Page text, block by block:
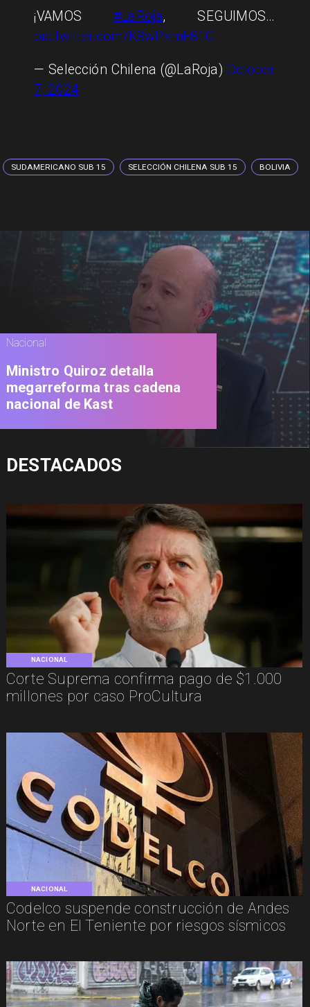
¡VAMOS #LaRoja, SEGUIMOS…
pic.twitter.com/K8wPkmE81C
— Selección Chilena (@LaRoja) October
7, 2024
SUDAMERICANO SUB 15 SELECCIÓN CHILENA SUB 15 BOLIVIA
NACIONAL
Corte Suprema confirma pago de $1.000
millones por caso ProCultura
NACIONAL
Codelco suspende construcción de Andes
Norte en El Teniente por riesgos sísmicos
Nacional
Ministro Quiroz detalla
megarreforma tras cadena
nacional de Kast
DESTACADOS